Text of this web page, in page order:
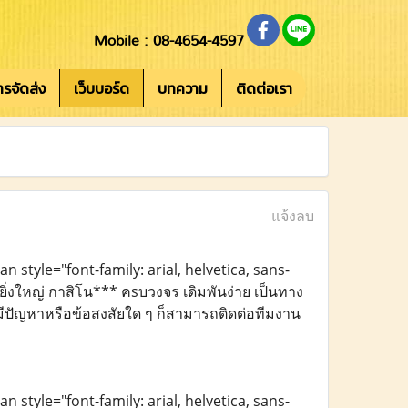
Mobile : 08-4654-4597
รจัดส่ง เว็บบอร์ด บทความ ติดต่อเรา
แจ้งลบ
style="font-family: arial, helvetica, sans-
ใหญ่ กาสิโน*** คsบวงจร เดิมพันง่าย เป็นทาง
ญหาหรือข้อสงสัยใด ๆ ก็สามารถติดต่อทีมงาน
style="font-family: arial, helvetica, sans-